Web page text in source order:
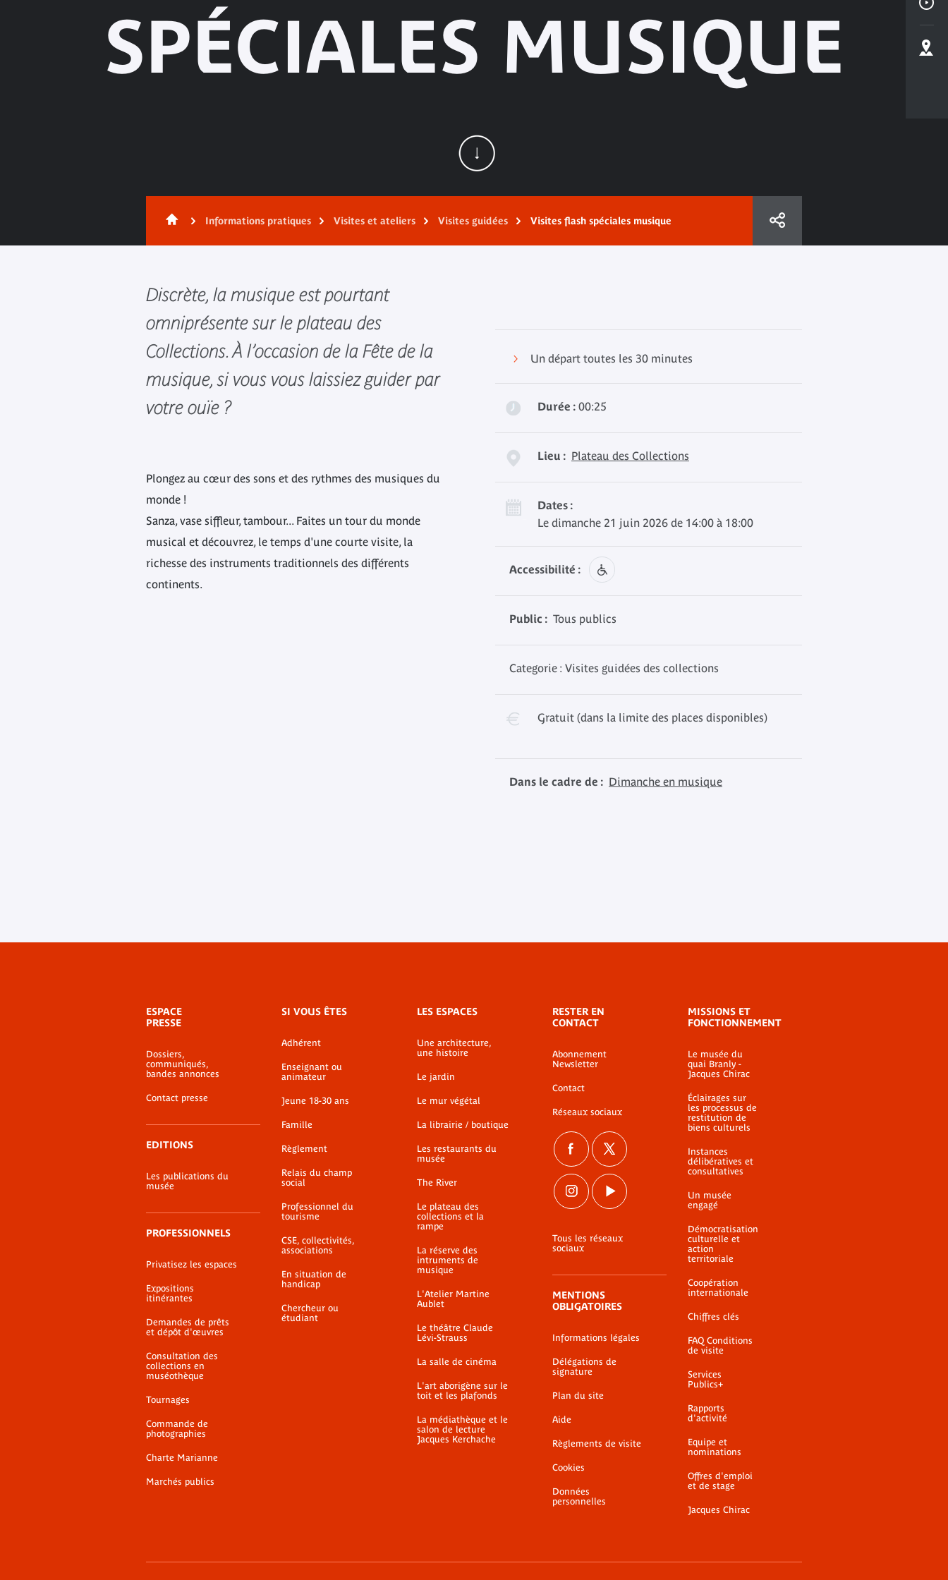
SPÉCIALES MUSIQUE
Informations pratiques Visites et ateliers Visites guidées Visites flash spéciales musique
Discrète, la musique est pourtant
omniprésente sur le plateau des
Collections. À l’occasion de la Fête de la
musique, si vous vous laissiez guider par
votre ouïe ?
Plongez au cœur des sons et des rythmes des musiques du
monde !
Sanza, vase siffleur, tambour... Faites un tour du monde
musical et découvrez, le temps d'une courte visite, la
richesse des instruments traditionnels des différents
continents.
Un départ toutes les 30 minutes
Durée : 00:25
Lieu : Plateau des Collections
Dates :
Le dimanche 21 juin 2026 de 14:00 à 18:00
Accessibilité :
Public : Tous publics
Categorie : Visites guidées des collections
Gratuit (dans la limite des places disponibles)
Dans le cadre de : Dimanche en musique
de
bas-
page
ESPACE
PRESSE
Dossiers,
communiqués,
bandes annonces
Contact presse
EDITIONS
Les publications du
musée
PROFESSIONNELS
Privatisez les espaces
Expositions
itinérantes
Demandes de prêts
et dépôt d'œuvres
Consultation des
collections en
muséothèque
Tournages
Commande de
photographies
Charte Marianne
Marchés publics
SI VOUS ÊTES
Adhérent
Enseignant ou
animateur
Jeune 18-30 ans
Famille
Règlement
Relais du champ
social
Professionnel du
tourisme
CSE, collectivités,
associations
En situation de
handicap
Chercheur ou
étudiant
LES ESPACES
Une architecture,
une histoire
Le jardin
Le mur végétal
La librairie / boutique
Les restaurants du
musée
The River
Le plateau des
collections et la
rampe
La réserve des
intruments de
musique
L'Atelier Martine
Aublet
Le théâtre Claude
Lévi-Strauss
La salle de cinéma
L'art aborigène sur le
toit et les plafonds
La médiathèque et le
salon de lecture
Jacques Kerchache
RESTER EN
CONTACT
Abonnement
Newsletter
Contact
Réseaux sociaux
Tous les réseaux
sociaux
MENTIONS
OBLIGATOIRES
Informations légales
Délégations de
signature
Plan du site
Aide
Règlements de visite
Cookies
Données
personnelles
MISSIONS ET
FONCTIONNEMENT
Le musée du
quai Branly -
Jacques Chirac
Éclairages sur
les processus de
restitution de
biens culturels
Instances
délibératives et
consultatives
Un musée
engagé
Démocratisation
culturelle et
action
territoriale
Coopération
internationale
Chiffres clés
FAQ Conditions
de visite
Services
Publics+
Rapports
d'activité
Equipe et
nominations
Offres d'emploi
et de stage
Jacques Chirac